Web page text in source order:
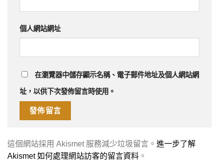
個人網站網址
在瀏覽器中儲存顯示名稱、電子郵件地址及個人網站網
址，以供下次發佈留言時使用。
這個網站採用 Akismet 服務減少垃圾留言。 進一步了解
Akismet 如何處理網站訪客的留言資料 。